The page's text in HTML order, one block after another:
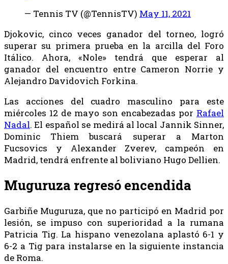
— Tennis TV (@TennisTV) May 11, 2021
Djokovic, cinco veces ganador del torneo, logró
superar su primera prueba en la arcilla del Foro
Itálico. Ahora, «Nole» tendrá que esperar al
ganador del encuentro entre Cameron Norrie y
Alejandro Davidovich Forkina.
Las acciones del cuadro masculino para este
miércoles 12 de mayo son encabezadas por Rafael
Nadal. El español se medirá al local Jannik Sinner,
Dominic Thiem buscará superar a Marton
Fucsovics y Alexander Zverev, campeón en
Madrid, tendrá enfrente al boliviano Hugo Dellien.
Muguruza regresó encendida
Garbiñe Muguruza, que no participó en Madrid por
lesión, se impuso con superioridad a la rumana
Patricia Tig. La hispano venezolana aplastó 6-1 y
6-2 a Tig para instalarse en la siguiente instancia
de Roma.